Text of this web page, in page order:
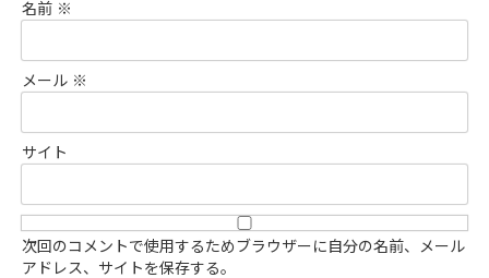
名前 ※
メール ※
サイト
次回のコメントで使用するためブラウザーに自分の名前、メール
アドレス、サイトを保存する。